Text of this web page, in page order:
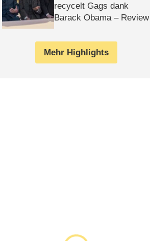
recycelt Gags dank
Barack Obama – Review
Mehr Highlights